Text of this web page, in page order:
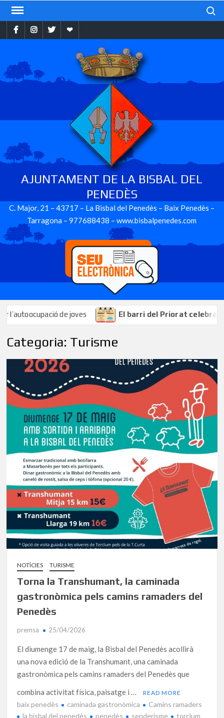
Skip
contentFacebookInstragram
TwitterEbando
AJUNTAMENT DE LA BISBAL DEL
PENEDÈS
C. Major, 21 – 43717 – La Bisbal del Penedès – Baix Penedès –
Tarragona – 977688438 – www.bisbalpenedes.com
de joves El barri del Priorat celebrarà les seves
Categoria: Turisme
NOTÍCIES TURISME
Torna la Transhumant, la caminada
gastronòmica pels camins ramaders del
Penedès
premsa 25/04/2026
El diumenge 17 de maig, la Bisbal del Penedès acollirà
una nova edició de la Transhumant, una caminada
gastronòmica pels camins ramaders del Penedès que
combina activitat física, paisatge i …
READ MORE
baix penedès caminada gastronòmica
Camins ramaders
la bisbal del penedès
penedès senderisme
torclum